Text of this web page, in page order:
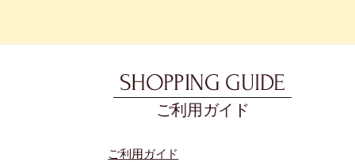
SHOPPING GUIDE
ご利用ガイド
​ご利用ガイド